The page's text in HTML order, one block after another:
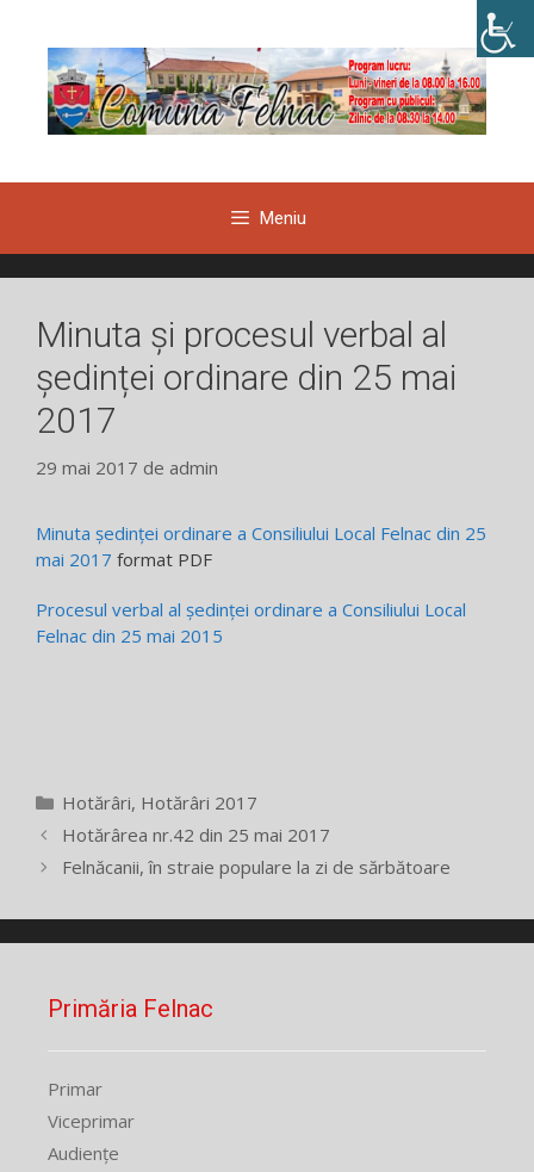
conținut
Meniu
Minuta și procesul verbal al
ședinței ordinare din 25 mai
2017
29 mai 2017 de admin
Minuta ședinței ordinare a Consiliului Local Felnac din 25
mai 2017 format PDF
Procesul verbal al ședinței ordinare a Consiliului Local
Felnac din 25 mai 2015
Categorii
Hotărâri, Hotărâri 2017
Hotărârea nr.42 din 25 mai 2017
Felnăcanii, în straie populare la zi de sărbătoare
Primăria Felnac
Primar
Viceprimar
Audiențe